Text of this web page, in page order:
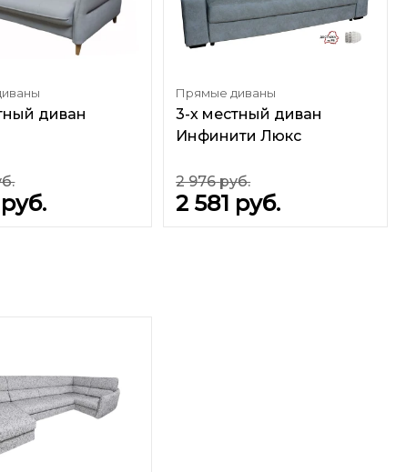
диван
руб.
Прямые диваны
3-х местный диван
Инфинити Люкс
2 976 руб.
2 581 руб.